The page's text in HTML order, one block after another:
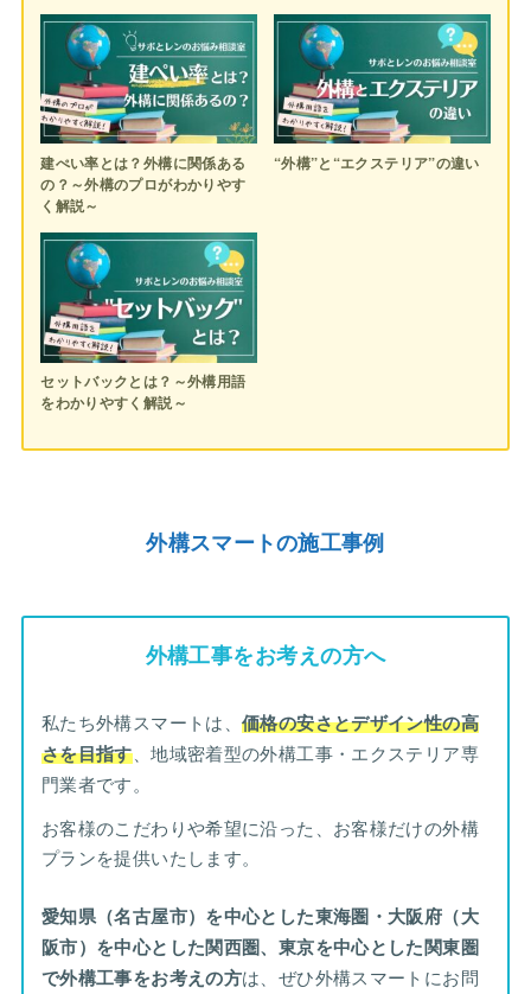
建ぺい率とは？外構に関係ある
の？～外構のプロがわかりやす
く解説～
“外構”と“エクステリア”の違い
セットバックとは？～外構用語
をわかりやすく解説～
外構スマートの施工事例
外構工事をお考えの方へ
私たち外構スマートは、価格の安さとデザイン性の高
さを目指す、地域密着型の外構工事・エクステリア専
門業者です。
お客様のこだわりや希望に沿った、お客様だけの外構
プランを提供いたします。
愛知県（名古屋市）を中心とした東海圏・大阪府（大
阪市）を中心とした関西圏、東京を中心とした関東圏
で外構工事をお考えの方は、ぜひ外構スマートにお問